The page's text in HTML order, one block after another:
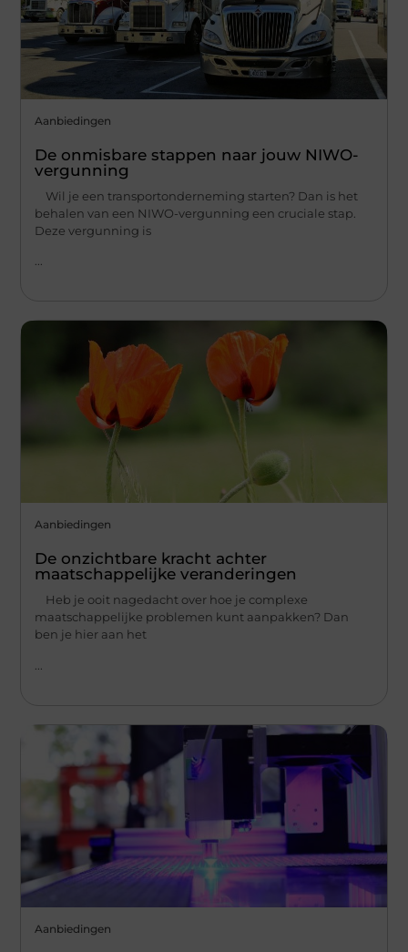
Aanbiedingen
De onmisbare stappen naar jouw NIWO-
vergunning
Wil je een transportonderneming starten? Dan is het
behalen van een NIWO-vergunning een cruciale stap.
Deze vergunning is
...
Aanbiedingen
De onzichtbare kracht achter
maatschappelijke veranderingen
Heb je ooit nagedacht over hoe je complexe
maatschappelijke problemen kunt aanpakken? Dan
ben je hier aan het
Aanbiedingen